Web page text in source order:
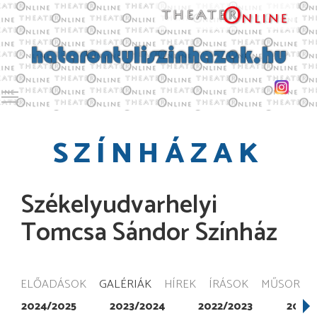
Toggle main menu visibility
SZÍNHÁZAK
Székelyudvarhelyi
Tomcsa Sándor Színház
ELŐADÁSOK GALÉRIÁK HÍREK ÍRÁSOK MŰSOR
2024/2025 2023/2024 2022/2023